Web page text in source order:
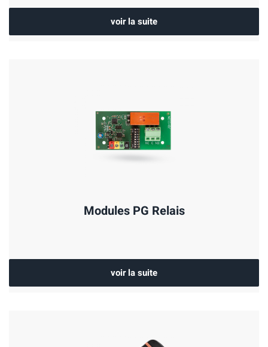
voir la suite
Modules PG Relais
voir la suite